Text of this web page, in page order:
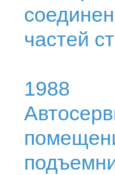
частей
1988